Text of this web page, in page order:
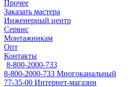
Прочее
Заказать мастера
Инженерный центр
Сервис
Монтажникам
Опт
Контакты
8-800-2000-733
8-800-2000-733 Многоканальный
77-35-00 Интернет-магазин